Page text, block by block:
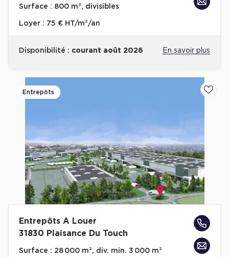
Surface : 800 m², divisibles
Loyer : 75 € HT/m²/an
Disponibilité : courant août 2026 En savoir plus
Entrepôts
Entrepôts A Louer
31830 Plaisance Du Touch
Surface : 28 000 m², div. min. 3 000 m²